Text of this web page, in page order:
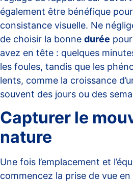
également être bénéfique
consistance visuelle. Ne
de choisir la bonne durée
avez en tête : quelques
les foules, tandis que les
lents, comme la croissance
souvent des jours ou des
Capturer le
nature
Une fois l’emplacement et
commencez la prise de vue